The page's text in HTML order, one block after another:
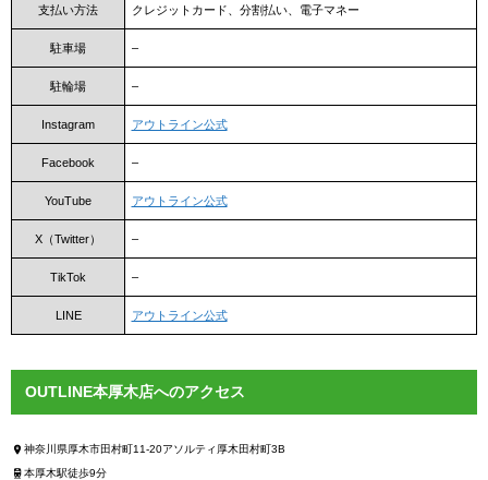
支払い方法 クレジットカード、分割払い、電子マネー
駐車場 –
駐輪場 –
Instagram アウトライン公式
Facebook –
YouTube アウトライン公式
X（Twitter） –
TikTok –
LINE アウトライン公式
OUTLINE本厚木店へのアクセス
神奈川県厚木市田村町11-20アソルティ厚木田村町3B
本厚木駅徒歩9分